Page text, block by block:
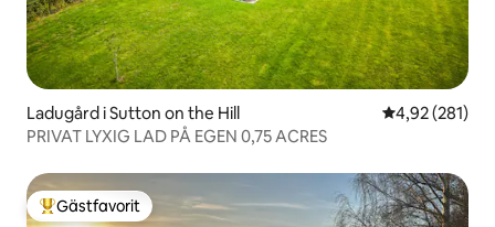
Ladugård i Sutton on the Hill 4,92 av 5 i
4,92 (281)
PRIVAT LYXIG LAD PÅ EGEN 0,75 ACRES
Populär gästfavorit
Gästfavorit